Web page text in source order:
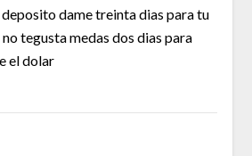
deposito dame treinta dias para tu
tegusta medas dos dias para
el dolar